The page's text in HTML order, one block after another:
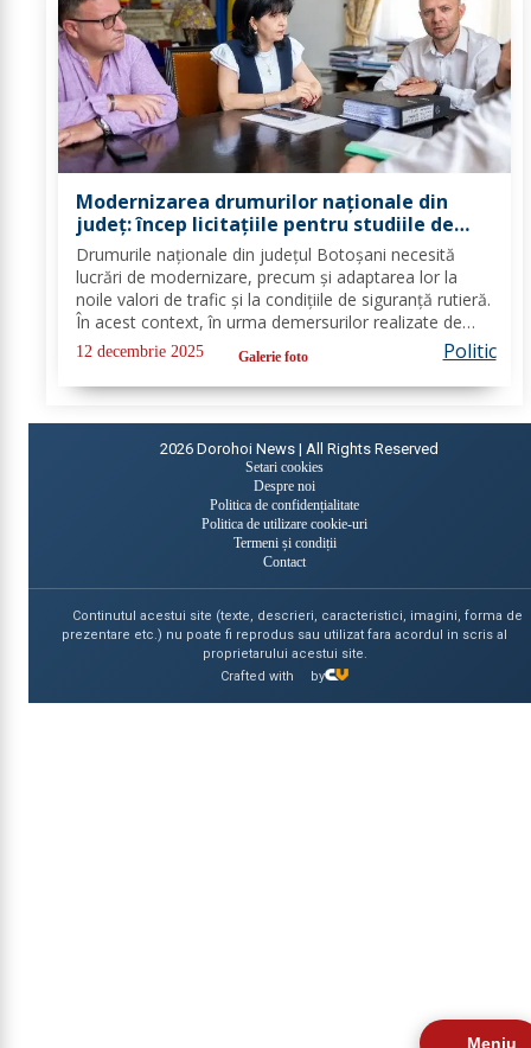
Meniu
Modernizarea drumurilor naționale din
județ: încep licitațiile pentru studiile de
fezabilitate
Drumurile naționale din județul Botoșani necesită
lucrări de modernizare, precum și adaptarea lor la
noile valori de trafic și la condițiile de siguranță rutieră.
În acest context, în urma demersurilor realizate de
echipa PSD Botoșani, Direcția Regională de Drumuri
și Poduri Iași a scos la...
12 decembrie 2025 Galerie foto Politic
2026 Dorohoi News | All Rights Reserved
Setari cookies
Despre noi
Politica de confidențialitate
Politica de utilizare cookie-uri
Termeni și condiții
Contact
Continutul acestui site (texte, descrieri, caracteristici, imagini, forma de
prezentare etc.) nu poate fi reprodus sau utilizat fara acordul in scris al
proprietarului acestui site.
Crafted with
by